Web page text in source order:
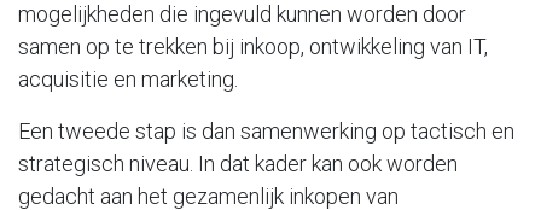
mogelijkheden die ingevuld kunnen worden door
samen op te trekken bij inkoop, ontwikkeling van IT,
acquisitie en marketing.
Een tweede stap is dan samenwerking op tactisch en
strategisch niveau. In dat kader kan ook worden
gedacht aan het gezamenlijk inkopen van